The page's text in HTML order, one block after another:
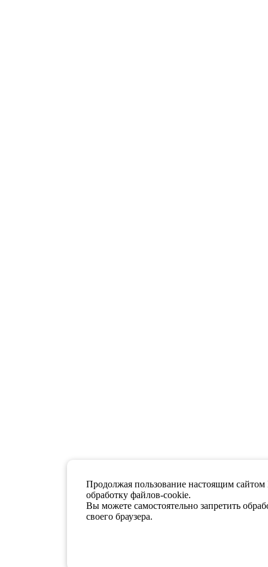
Продолжая пользование настоящим
обработку файлов-cookie.
Вы можете самостоятельно запретить
своего браузера.